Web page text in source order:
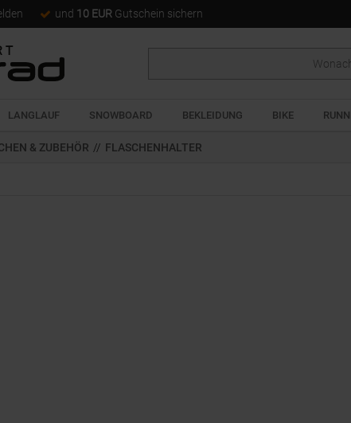
und 10 EUR Gutschein sichern
LANGLAUF SNOWBOARD BEKLEIDUNG BIKE
& ZUBEHÖR // FLASCHENHALTER